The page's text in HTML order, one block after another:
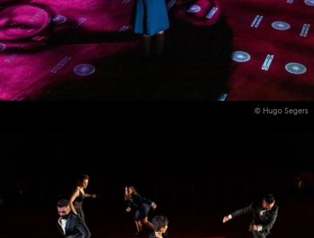
© Hugo Segers